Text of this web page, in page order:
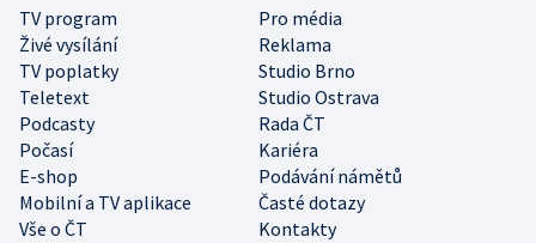
TV program
Pro média
Živé vysílání
Reklama
TV poplatky
Studio Brno
Teletext
Studio Ostrava
Podcasty
Rada ČT
Počasí
Kariéra
E-shop
Podávání námětů
Mobilní a TV aplikace
Časté dotazy
Vše o ČT
Kontakty